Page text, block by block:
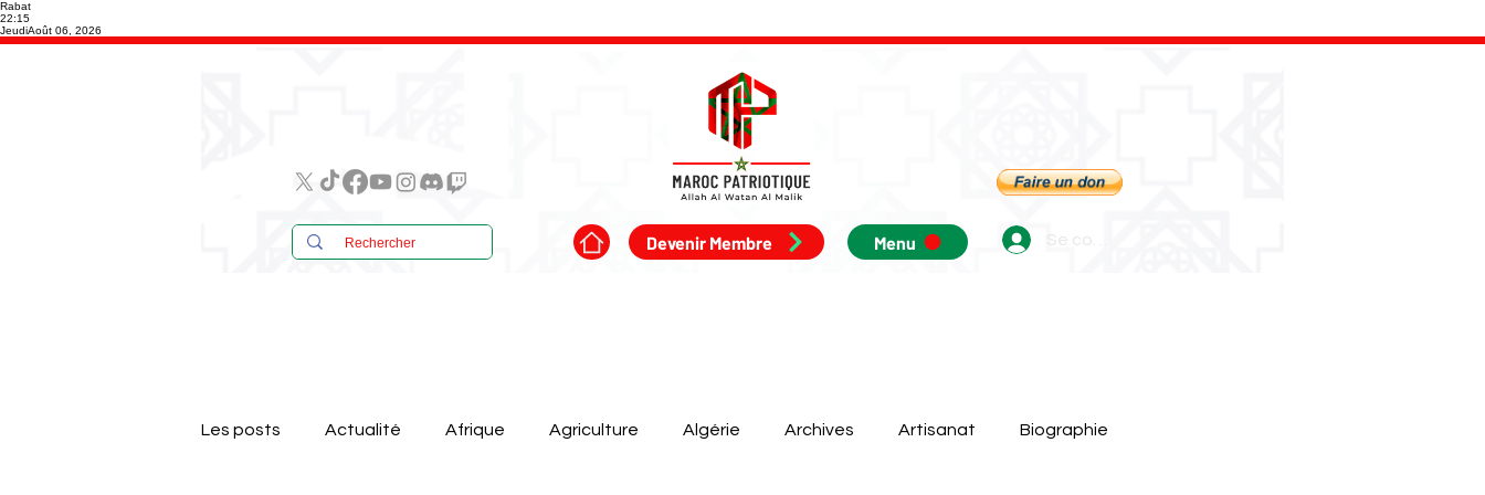
Rabat
22:15
JeudiAoût 06, 2026
Se connecter
Devenir Membre Menu
Les posts Actualité Afrique Agriculture Algérie Archives Artisanat Biographie